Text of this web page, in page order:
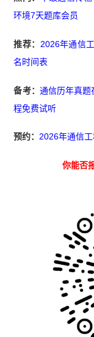
环境7天题库会员
推荐： 2026年通信
名时间表
备考： 通信历年真题
程免费试听
预约：2026年通信
你能否